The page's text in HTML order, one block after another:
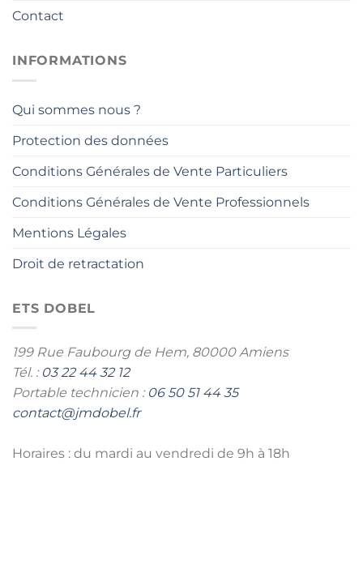
Contact
INFORMATIONS
Qui sommes nous ?
Protection des données
Conditions Générales de Vente Particuliers
Conditions Générales de Vente Professionnels
Mentions Légales
Droit de retractation
ETS DOBEL
199 Rue Faubourg de Hem, 80000 Amiens
Tél. : 03 22 44 32 12
Portable technicien : 06 50 51 44 35
contact@jmdobel.fr
Horaires : du mardi au vendredi de 9h à 18h